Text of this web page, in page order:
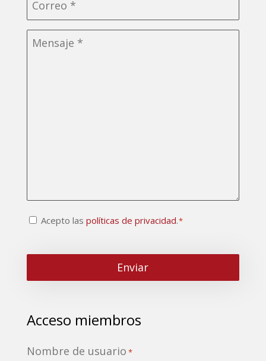
electrónico
título
Consentimiento
Acepto las políticas de privacidad.*
CAPTCHA
Acceso miembros
Nombre de usuario *